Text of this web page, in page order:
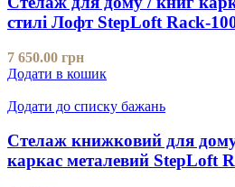
стилі Лофт StepLoft Rack-
7 650.00 грн
Додати в кошик
Додати до списку бажань
Стелаж книжковий для
каркас металевий StepLoft